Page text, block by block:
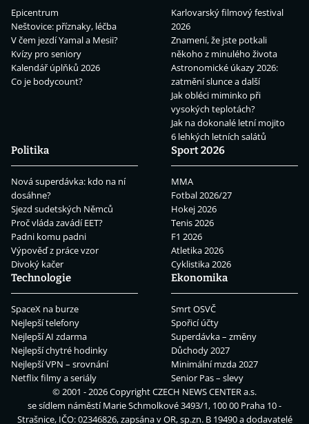
Epicentrum
Neštovice: příznaky, léčba
V čem jezdí Yamal a Mesii?
Kvízy pro seniory
Kalendář úplňků 2026
Co je bodycount?
Karlovarský filmový festival
2026
Znamení, že jste potkali
někoho z minulého života
Astronomické úkazy 2026:
zatmění slunce a další
Jak obléci miminko při
vysokých teplotách?
Jak na dokonalé letní mojito
6 lehkých letních salátů
Politika
Nová superdávka: kdo na ní
dosáhne?
Sjezd sudetských Němců
Proč vláda zavádí EET?
Padni komu padni
Výpověď z práce vzor
Divoký kačer
Sport 2026
MMA
Fotbal 2026/27
Hokej 2026
Tenis 2026
F1 2026
Atletika 2026
Cyklistika 2026
Technologie
SpaceX na burze
Nejlepší telefony
Nejlepší AI zdarma
Nejlepší chytré hodinky
Nejlepší VPN – srovnání
Netflix filmy a seriály
Ekonomika
Smrt OSVČ
Spořicí účty
Superdávka – změny
Důchody 2027
Minimální mzda 2027
Senior Pas – slevy
© 2001 - 2026 CopyrightCZECH NEWS CENTER a.s.
se sídlem náměstí Marie Schmolkové 3493/1, 100 00 Praha 10 -
Strašnice, IČO: 02346826, zapsána v OR, sp.zn. B 19490 a dodavatelé